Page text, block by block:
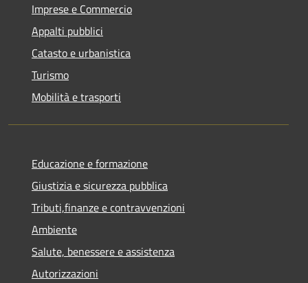
Imprese e Commercio
Appalti pubblici
Catasto e urbanistica
Turismo
Mobilità e trasporti
Educazione e formazione
Giustizia e sicurezza pubblica
Tributi,finanze e contravvenzioni
Ambiente
Salute, benessere e assistenza
Autorizzazioni